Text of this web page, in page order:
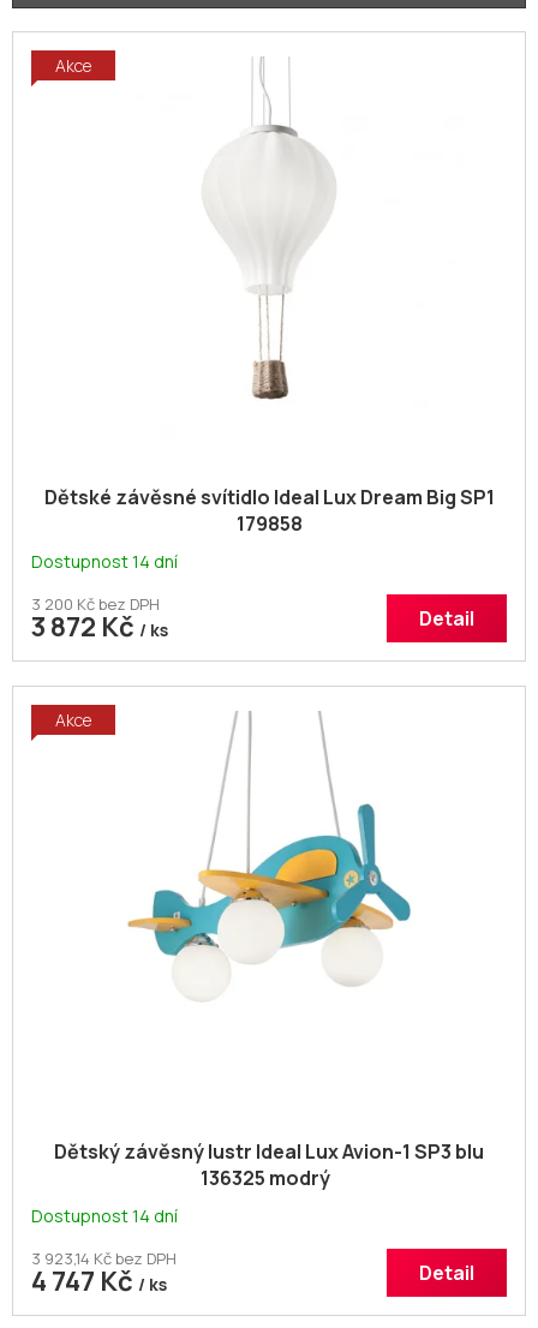
p
V
Akce
Dětské závěsné svítidlo Ideal Lux Dream Big SP1
179858
Dostupnost 14 dní
3 200 Kč bez DPH
3 872 Kč / ks Detail
Akce
Dětský závěsný lustr Ideal Lux Avion-1 SP3 blu
136325 modrý
Dostupnost 14 dní
3 923,14 Kč bez DPH
4 747 Kč / ks Detail